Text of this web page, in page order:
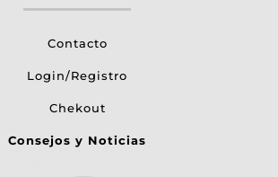
Contacto
Login/Registro
Chekout
Consejos y Noticias